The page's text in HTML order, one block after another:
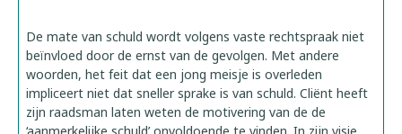
De mate van schuld wordt volgens vaste rechtspraak niet
beïnvloed door de ernst van de gevolgen. Met andere
woorden, het feit dat een jong meisje is overleden
impliceert niet dat sneller sprake is van schuld. Cliënt heeft
zijn raadsman laten weten de motivering van de de